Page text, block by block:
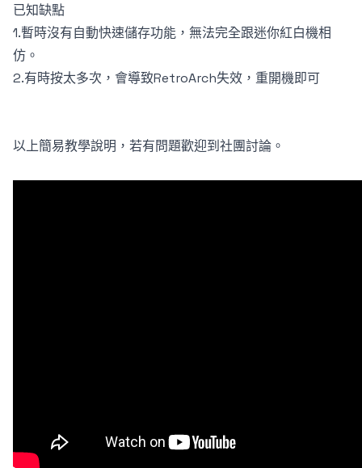
已知缺點
1.暫時沒有自動快速儲存功能，無法完全跟迷你紅白機相
仿。
2.有時按太多次，會導致RetroArch失效，重開機即可
以上簡易教學說明，若有問題歡迎到社團討論。